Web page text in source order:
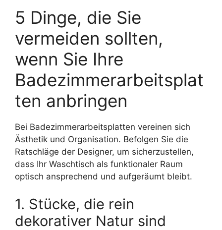
5 Dinge, die Sie
vermeiden sollten,
wenn Sie Ihre
Badezimmerarbeitsplat
ten anbringen
Bei Badezimmerarbeitsplatten vereinen sich
Ästhetik und Organisation. Befolgen Sie die
Ratschläge der Designer, um sicherzustellen,
dass Ihr Waschtisch als funktionaler Raum
optisch ansprechend und aufgeräumt bleibt.
1. Stücke, die rein
dekorativer Natur sind